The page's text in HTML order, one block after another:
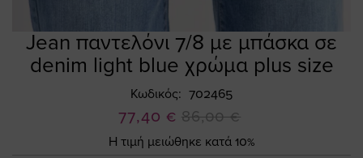
Jean παντελόνι 7/8 με μπάσκα σε
denim light blue χρώμα plus size
Κωδικός 702465
Ειδική
Τιμή
77,40 € 86,00 €
Η τιμή μειώθηκε κατά 10%
Skip